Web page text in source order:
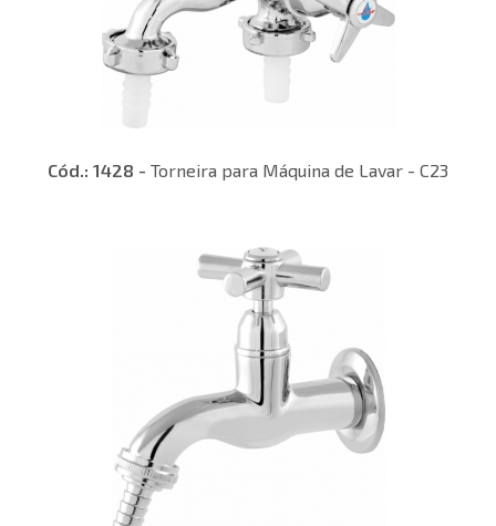
Cód.: 1428 - Torneira para Máquina de Lavar - C23